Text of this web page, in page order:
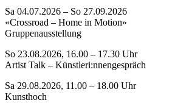
Sa 04.07.2026 – So 27.09.2026
«Crossroad – Home in Motion»
Gruppenausstellung
So 23.08.2026, 16.00 – 17.30 Uhr
Artist Talk – Künstleri:nnengespräch
Sa 29.08.2026, 11.00 – 18.00 Uhr
Kunsthoch